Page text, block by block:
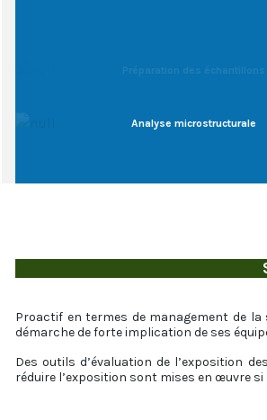
Analyse microstructurale
Proactif en termes de management de la
démarche de forte implication de ses
Des outils d’évaluation de l’exposition
réduire l’exposition sont mises en œuvre si